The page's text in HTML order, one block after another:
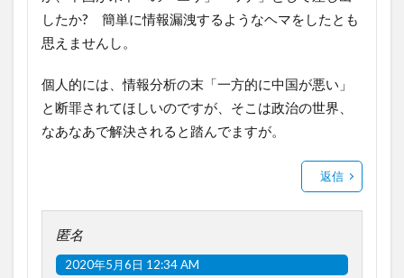
したか? 簡単に情報漏洩するようなヘマをしたとも
思えませんし。
個人的には、情報分析の末「一方的に中国が悪い」
と断罪されてほしいのですが、そこは政治の世界、
なあなあで解決されると踏んでますが。
返信
匿名
2020年5月6日 12:34 AM